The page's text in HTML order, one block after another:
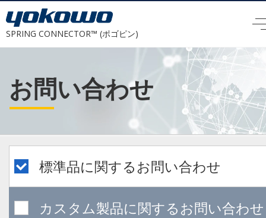
SPRING CONNECTOR™ (ポゴピン)
お問い合わせ
標準品に関するお問い合わせ
カスタム製品に関するお問い合わせ